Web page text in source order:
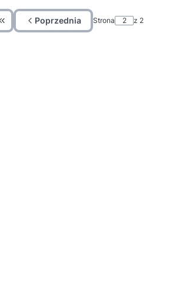
Wróć do pierwszej strony z produktami
Poprzednia Strona z 2